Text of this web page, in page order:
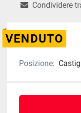
Condividere
VENDUTO
Posizione: